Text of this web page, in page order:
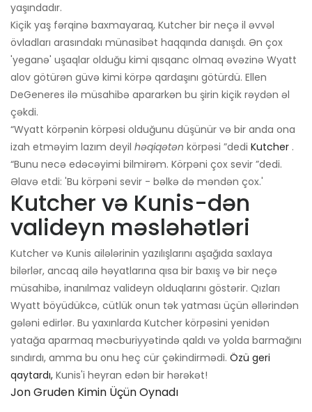
yaşındadır.
Kiçik yaş fərqinə baxmayaraq, Kutcher bir neçə il əvvəl
övladları arasındakı münasibət haqqında danışdı. Ən çox
'yeganə' uşaqlar olduğu kimi qısqanc olmaq əvəzinə Wyatt
alov götürən güvə kimi körpə qardaşını götürdü. Ellen
DeGeneres ilə müsahibə apararkən bu şirin kiçik rəydən əl
çəkdi.
“Wyatt körpənin körpəsi olduğunu düşünür və bir anda ona
izah etməyim lazım deyil həqiqətən körpəsi ”dedi Kutcher .
“Bunu necə edəcəyimi bilmirəm. Körpəni çox sevir ”dedi.
Əlavə etdi: 'Bu körpəni sevir - bəlkə də məndən çox.'
Kutcher və Kunis-dən
valideyn məsləhətləri
Kutcher və Kunis ailələrinin yazılışlarını aşağıda saxlaya
bilərlər, ancaq ailə həyatlarına qısa bir baxış və bir neçə
müsahibə, inanılmaz valideyn olduqlarını göstərir. Qızları
Wyatt böyüdükcə, cütlük onun tək yatması üçün əllərindən
gələni edirlər. Bu yaxınlarda Kutcher körpəsini yenidən
yatağa aparmaq məcburiyyətində qaldı və yolda barmağını
sındırdı, amma bu onu heç cür çəkindirmədi. Özü geri
qaytardı, Kunis'i heyran edən bir hərəkət!
Jon Gruden Kimin Üçün Oynadı